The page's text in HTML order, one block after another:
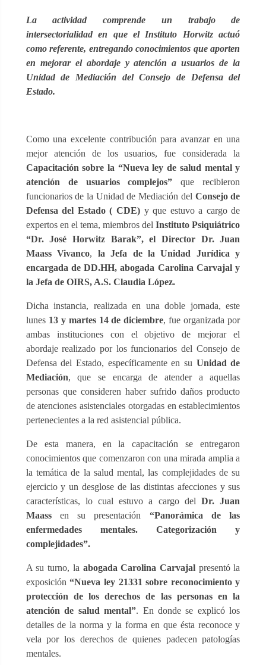
La actividad comprende un trabajo de
intersectorialidad en que el Instituto Horwitz actuó
como referente, entregando conocimientos que aporten
en mejorar el abordaje y atención a usuarios de la
Unidad de Mediación del Consejo de Defensa del
Estado.
Como una excelente contribución para avanzar en una
mejor atención de los usuarios, fue considerada la
Capacitación sobre la “Nueva ley de salud mental y
atención de usuarios complejos” que recibieron
funcionarios de la Unidad de Mediación del Consejo de
Defensa del Estado ( CDE)y que estuvo a cargo de
expertos en el tema, miembros delInstituto Psiquiátrico
“Dr. José Horwitz Barak”, el Director Dr. Juan
Maass Vivanco, la Jefa de la Unidad Jurídica y
encargada de DD.HH, abogada Carolina Carvajal y
la Jefa de OIRS, A.S. Claudia López.
Dicha instancia, realizada en una doble jornada, este
lunes 13 y martes 14 de diciembre, fue organizada por
ambas instituciones con el objetivo de mejorar el
abordaje realizado por los funcionarios del Consejo de
Defensa del Estado, específicamente en su Unidad de
Mediación, que se encarga de atender a aquellas
personas que consideren haber sufrido daños producto
de atenciones asistenciales otorgadas en establecimientos
pertenecientes a la red asistencial pública.
De esta manera, en la capacitación se entregaron
conocimientos que comenzaron con una mirada amplia a
la temática de la salud mental, las complejidades de su
ejercicio y un desglose de las distintas afecciones y sus
características, lo cual estuvo a cargo delDr. Juan
Maassen su presentación “Panorámica de las
enfermedades mentales. Categorización y
complejidades”.
A su turno, la abogada Carolina Carvajalpresentó la
exposición“Nueva ley 21331 sobre reconocimiento y
protección de los derechos de las personas en la
atención de salud mental”. En donde se explicó los
detalles de la norma y la forma en que ésta reconoce y
vela por los derechos de quienes padecen patologías
mentales.